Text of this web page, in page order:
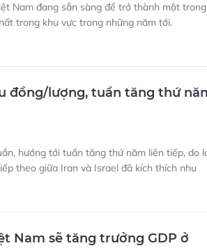
Nam đang sẵn sàng để trở thành một trong
trong khu vực trong những năm tới.
đồng/lượng, tuần tăng thứ
hướng tới tuần tăng thứ năm liên tiếp, do
theo giữa Iran và Israel đã kích thích nhu
Nam sẽ tăng trưởng GDP ở